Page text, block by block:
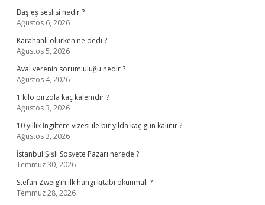
Baş eş seslisi nedir ?
Ağustos 6, 2026
Karahanlı ölürken ne dedi ?
Ağustos 5, 2026
Aval verenin sorumluluğu nedir ?
Ağustos 4, 2026
1 kilo pirzola kaç kalemdir ?
Ağustos 3, 2026
10 yıllık İngiltere vizesi ile bir yılda kaç gün kalınır ?
Ağustos 3, 2026
İstanbul Şişli Sosyete Pazarı nerede ?
Temmuz 30, 2026
Stefan Zweig’in ilk hangi kitabı okunmalı ?
Temmuz 28, 2026